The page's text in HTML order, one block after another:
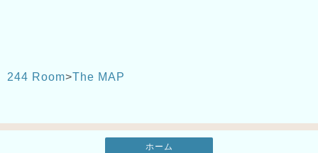
244 Room>The MAP
ホーム